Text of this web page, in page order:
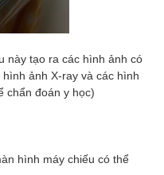
tạo ra các hình ảnh có
ảnh X-ray và các hình
chẩn đoán y học)
hình máy chiếu có thể